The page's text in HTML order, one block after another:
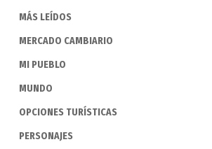
MÁS LEÍDOS
MERCADO CAMBIARIO
MI PUEBLO
MUNDO
OPCIONES TURÍSTICAS
PERSONAJES